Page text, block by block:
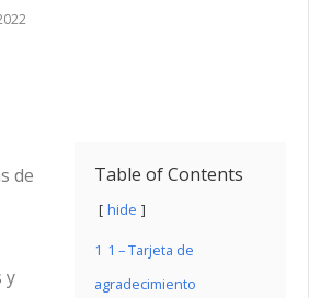
Table of Contents
hide
1 1 – Tarjeta de
agradecimiento
de
y